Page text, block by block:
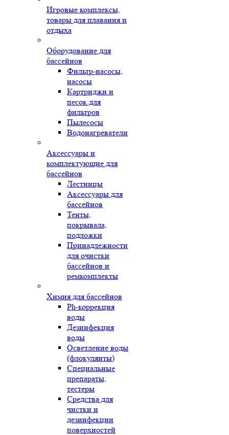
Игровые комплексы,
товары для плавания и
отдыха
Оборудование для
бассейнов
Фильтр-насосы,
насосы
Картриджи и
песок для
фильтров
Пылесосы
Водонагреватели
Аксессуары и
комплектующие для
бассейнов
Лестницы
Аксессуары для
бассейнов
Тенты,
покрывала,
подложки
Принадлежности
для очистки
бассейнов и
ремкомплекты
Химия для бассейнов
Ph-коррекция
воды
Дезинфекция
воды
Осветление воды
(флокулянты)
Специальные
препараты,
тестеры
Средства для
чистки и
дезинфекции
поверхностей